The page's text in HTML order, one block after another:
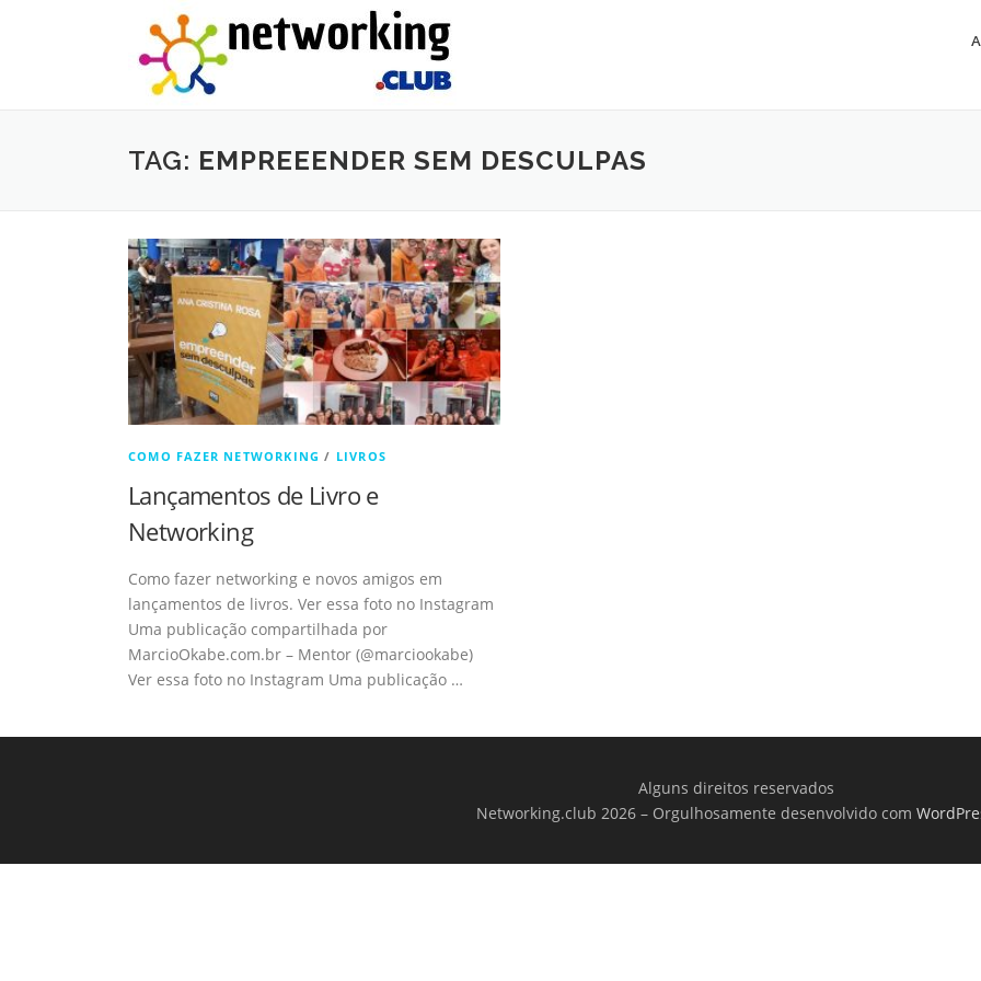
TAG: EMPREEENDER SEM DESCULPAS
COMO FAZER NETWORKING / LIVROS
Lançamentos de Livro e
Networking
Como fazer networking e novos amigos em
lançamentos de livros. Ver essa foto no Instagram
Uma publicação compartilhada por
MarcioOkabe.com.br – Mentor (@marciookabe)
Ver essa foto no Instagram Uma publicação …
Alguns direitos reservados
Networking.club 2026 – Orgulhosamente desenvolvido com